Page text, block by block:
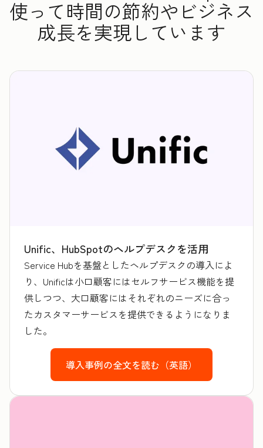
使って時間の節約やビジネス
成長を実現しています
Unific、HubSpotのヘルプデスクを活用
Service Hubを基盤としたヘルプデスクの導入によ
り、Unificは小口顧客にはセルフサービス機能を提
供しつつ、大口顧客にはそれぞれのニーズに合っ
たカスタマーサービスを提供できるようになりま
した。
導入事例の全文を読む（英語）